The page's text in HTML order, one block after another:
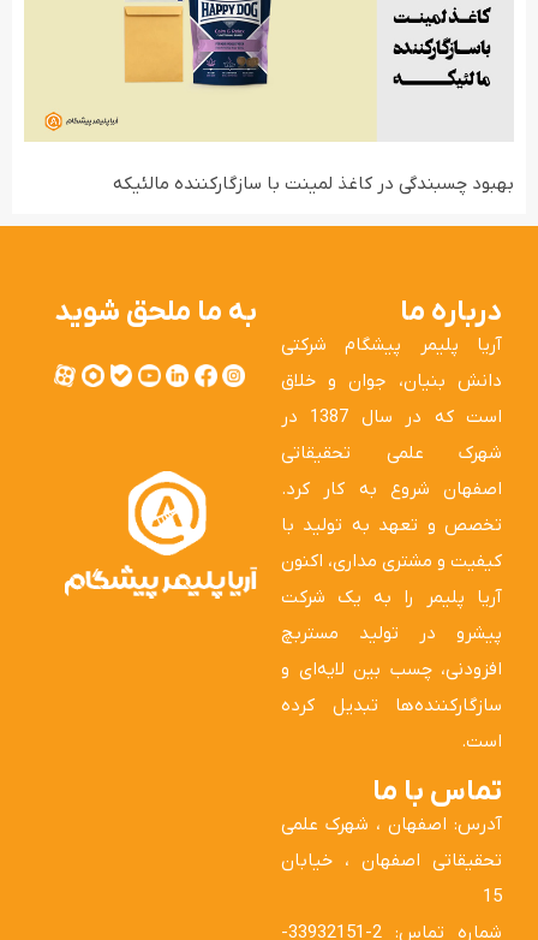
بهبود چسبندگی در کاغذ لمینت با سازگارکننده مالئیکه
درباره ما
آریا پلیمر پیشگام شرکتی
دانش بنیان، جوان و خلاق
است که در سال 1387 در
شهرک علمی تحقیقاتی
اصفهان شروع به کار کرد.
تخصص و تعهد به تولید با
کیفیت و مشتری مداری، اکنون
آریا پلیمر را به یک شرکت
پیشرو در تولید مستربچ
افزودنی، چسب بین لایه‌ای و
سازگارکننده‌ها تبدیل کرده
است.
تماس با ما
آدرس: اصفهان ، شهرک علمی
تحقیقاتی اصفهان ، خیابان
15
شماره تماس: 2-33932151-
به ما ملحق شوید